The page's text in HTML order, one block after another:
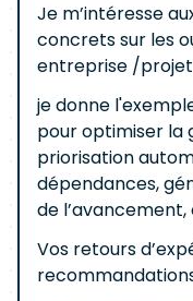
Je m’intéresse
concrets sur les
entreprise /
je donne
pour optimiser la
priorisation
dépendances,
de l’avancement,
Vos retours